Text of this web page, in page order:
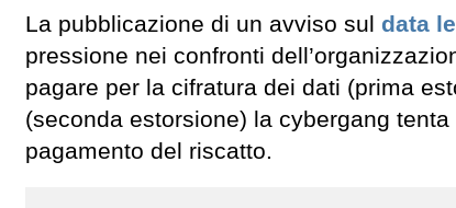
La pubblicazione di un avviso sul data
pressione nei confronti
pagare per la cifratura dei dati (prima
(seconda estorsione) la cybergang
pagamento del riscatto.